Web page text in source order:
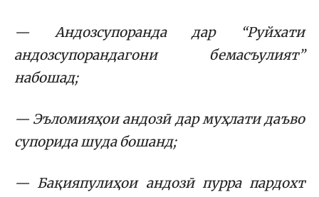
— Андозсупоранда дар “Руйхати
андозсупорандагони бемасъулият”
набошад;
— Эъломияҳои андозӣ дар муҳлати даъво
супорида шуда бошанд;
— Бақияпулиҳои андозӣ пурра пардохт